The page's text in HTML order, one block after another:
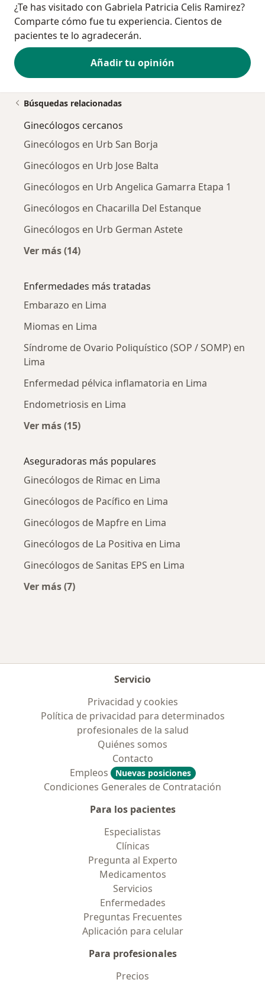
¿Te has visitado con Gabriela Patricia Celis Ramirez?
Comparte cómo fue tu experiencia. Cientos de
pacientes te lo agradecerán.
Añadir tu opinión
Búsquedas relacionadas
Ginecólogos cercanos
Ginecólogos en Urb San Borja
Ginecólogos en Urb Jose Balta
Ginecólogos en Urb Angelica Gamarra Etapa 1
Ginecólogos en Chacarilla Del Estanque
Ginecólogos en Urb German Astete
Ver más (14)
Enfermedades más tratadas
Embarazo en Lima
Miomas en Lima
Síndrome de Ovario Poliquístico (SOP / SOMP) en
Lima
Enfermedad pélvica inflamatoria en Lima
Endometriosis en Lima
Ver más (15)
Aseguradoras más populares
Ginecólogos de Rimac en Lima
Ginecólogos de Pacífico en Lima
Ginecólogos de Mapfre en Lima
Ginecólogos de La Positiva en Lima
Ginecólogos de Sanitas EPS en Lima
Ver más (7)
Servicio
Privacidad y cookies
Política de privacidad para determinados
profesionales de la salud
Quiénes somos
Contacto
Empleos
Nuevas posiciones
Condiciones Generales de Contratación
Para los pacientes
Especialistas
Clínicas
Pregunta al Experto
Medicamentos
Servicios
Enfermedades
Preguntas Frecuentes
Aplicación para celular
Para profesionales
Precios